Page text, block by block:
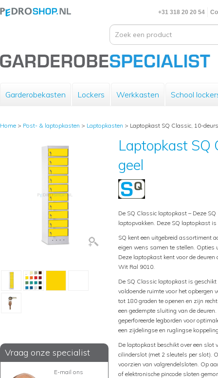
+31 318 20 20 54
Garderobekasten Lockers Werkkasten School
Home > Post- & laptopkasten > Laptopkasten > Laptopkast SQ Classic, 10-
Vraag onze specialist
E-mail ons
Laptopkast SQ
geel
De SQ Classic laptopkast – Deze
laptopvakken. Deze SQ laptopkast
SQ kent een uitgebreid assortiment
eigen wens samen te stellen. Opties
Deze laptopkast kent voor de deuren
Wit Ral 9010.
De SQ Classic laptopkast is
voldoende ruimte voor het opbergen
tot 180 graden te openen en zijn
een gedempte sluiting van de
geperforeerde legborden voor
een zijdelingse en ruglingse
De laptopkast beschikt over een slot
cilinderslot (met 2 sleutels per slot).
voorzien van valgrendelsloten. Op
of elektronische pincode sloten